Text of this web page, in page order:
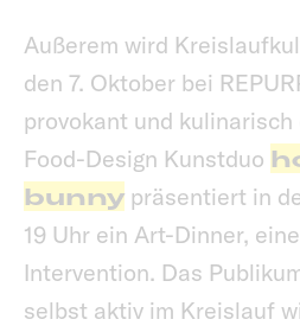
Außerem wird
den 7. Oktober bei
provokant und
Food-Design Kunstduo
bunny präsentiert in
19 Uhr ein Art-Dinner,
Intervention. Das
selbst aktiv im Kreislauf